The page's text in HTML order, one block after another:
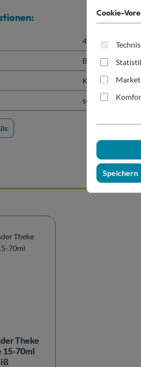
463328
Blendenring
Kunststoff
schwarz
Theke
15-70ml
Cookie-
Speichern